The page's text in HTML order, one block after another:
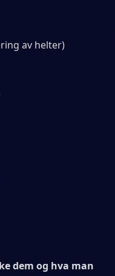
av helter)
dem og hva man